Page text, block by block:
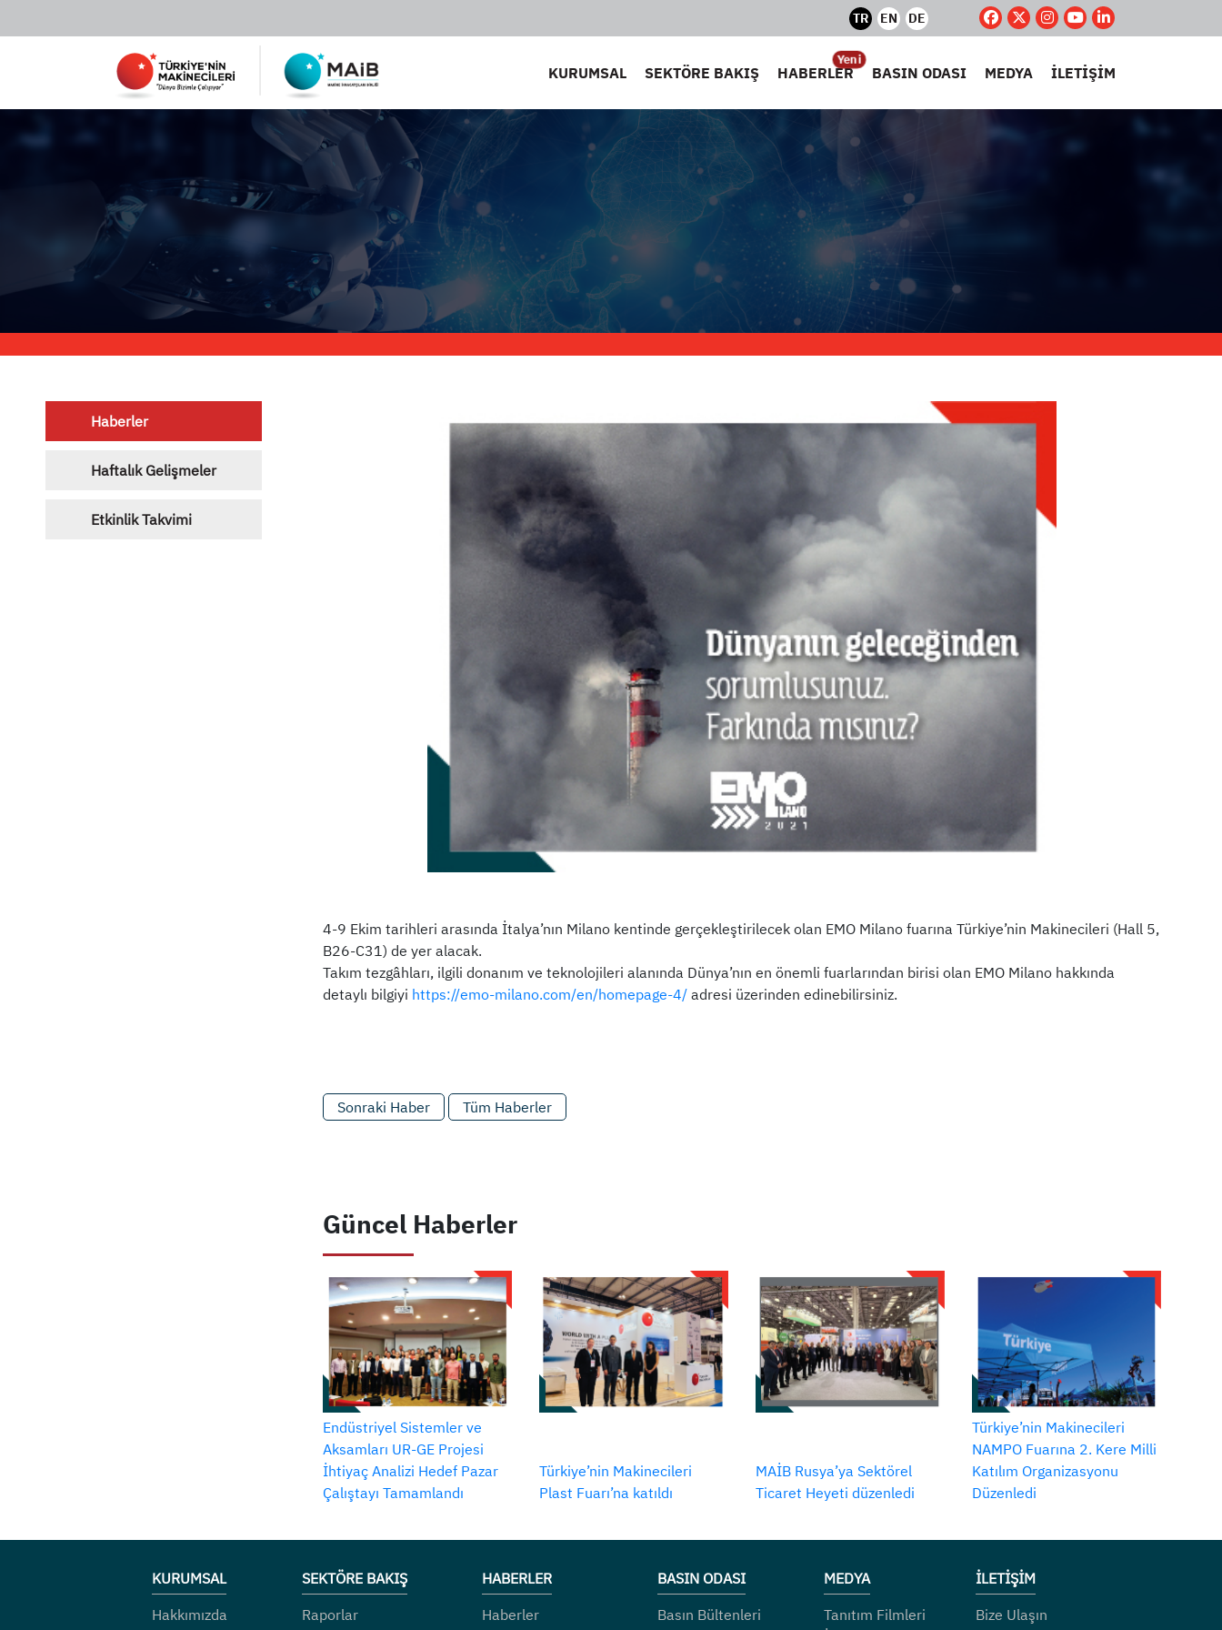
TR EN DE
KURUMSAL SEKTÖRE BAKIŞ
Yeni
HABERLER BASIN ODASI MEDYA İLETİŞİM
Haberler
Haftalık Gelişmeler
Etkinlik Takvimi
4-9 Ekim tarihleri arasında İtalya’nın Milano kentinde gerçekleştirilecek olan EMO Milano fuarına Türkiye’nin Makinecileri (Hall 5,
B26-C31) de yer alacak.
Takım tezgâhları, ilgili donanım ve teknolojileri alanında Dünya’nın en önemli fuarlarından birisi olan EMO Milano hakkında
detaylı bilgiyi https://emo-milano.com/en/homepage-4/ adresi üzerinden edinebilirsiniz.
Sonraki Haber Tüm Haberler
Güncel Haberler
Endüstriyel Sistemler ve
Aksamları UR-GE Projesi
İhtiyaç Analizi Hedef Pazar
Çalıştayı Tamamlandı
Türkiye’nin Makinecileri
Plast Fuarı’na katıldı
MAİB Rusya’ya Sektörel
Ticaret Heyeti düzenledi
Türkiye’nin Makinecileri
NAMPO Fuarına 2. Kere Milli
Katılım Organizasyonu
Düzenledi
KURUMSAL
Hakkımızda
SEKTÖRE BAKIŞ
Raporlar
HABERLER
Haberler
BASIN ODASI
Basın Bültenleri
MEDYA
Tanıtım Filmleri
İLETİŞİM
Bize Ulaşın